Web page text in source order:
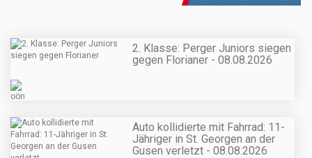
2. Klasse: Perger Juniors siegen
gegen Florianer - 08.08.2026
Auto kollidierte mit Fahrrad: 11-
Jähriger in St. Georgen an der
Gusen verletzt - 08.08.2026